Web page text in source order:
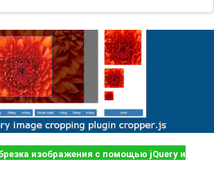
изображения с помощью jQuery и